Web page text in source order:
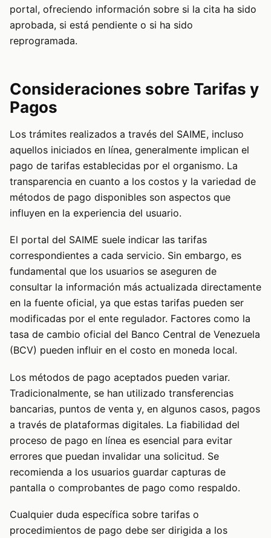
portal, ofreciendo información sobre si la cita ha sido
aprobada, si está pendiente o si ha sido
reprogramada.
Consideraciones sobre Tarifas y
Pagos
Los trámites realizados a través del SAIME, incluso
aquellos iniciados en línea, generalmente implican el
pago de tarifas establecidas por el organismo. La
transparencia en cuanto a los costos y la variedad de
métodos de pago disponibles son aspectos que
influyen en la experiencia del usuario.
El portal del SAIME suele indicar las tarifas
correspondientes a cada servicio. Sin embargo, es
fundamental que los usuarios se aseguren de
consultar la información más actualizada directamente
en la fuente oficial, ya que estas tarifas pueden ser
modificadas por el ente regulador. Factores como la
tasa de cambio oficial del Banco Central de Venezuela
(BCV) pueden influir en el costo en moneda local.
Los métodos de pago aceptados pueden variar.
Tradicionalmente, se han utilizado transferencias
bancarias, puntos de venta y, en algunos casos, pagos
a través de plataformas digitales. La fiabilidad del
proceso de pago en línea es esencial para evitar
errores que puedan invalidar una solicitud. Se
recomienda a los usuarios guardar capturas de
pantalla o comprobantes de pago como respaldo.
Cualquier duda específica sobre tarifas o
procedimientos de pago debe ser dirigida a los